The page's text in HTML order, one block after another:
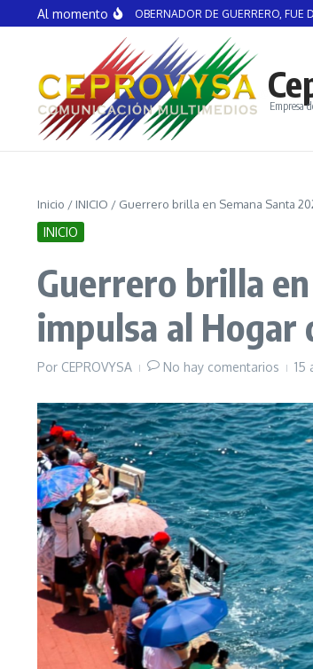
Saltar al contenido
Al momento
AGUIRRE, EX GOBERNADOR DE GUERRERO, FUE
Empresa
Inicio / INICIO / Guerrero brilla en Semana Santa
INICIO
Guerrero brilla
impulsa al Hogar
Por CEPROVYSA No hay comentarios 15